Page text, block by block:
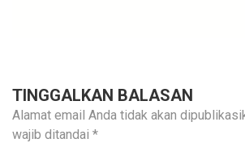
TINGGALKAN BALASAN
Alamat email Anda tidak akan
wajib ditandai *